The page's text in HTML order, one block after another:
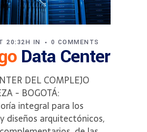
Data Center
20:32H IN 0 COMMENTS
DEL COMPLEJO
- BOGOTÁ:
integral para los
diseños arquitectónicos,